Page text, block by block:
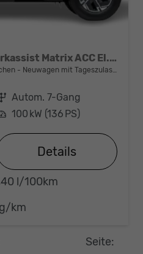
N Line Premium KRELL Parkassist Matrix ACC El.Heck
Neuwagen mit Tageszulassung
Getriebe Autom. 7-Gang
Leistung 100 kW (136 PS)
Details
l/100km
km
Seite: